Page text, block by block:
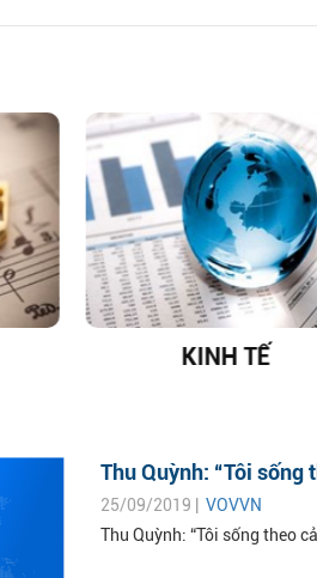
KINH TẾ
Thu Quỳnh: “Tôi
25/09/2019 | VOVVN
Thu Quỳnh: “Tôi sống theo